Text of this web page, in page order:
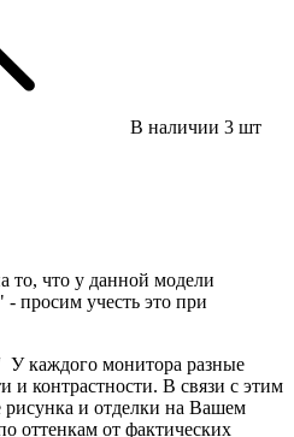
В наличии 3 шт
что у данной модели
просим учесть это при
У каждого монитора разные
и контрастности. В связи с этим
рисунка и отделки на Вашем
оттенкам от фактических